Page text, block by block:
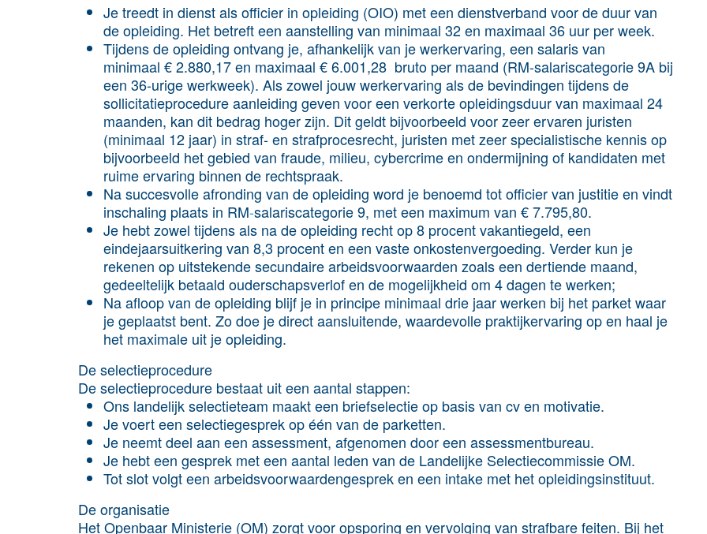
Je treedt in dienst als officier in opleiding (OIO) met een dienstverband voor de duur van
de opleiding. Het betreft een aanstelling van minimaal 32 en maximaal 36 uur per week.
Tijdens de opleiding ontvang je, afhankelijk van je werkervaring, een salaris van
minimaal € 2.880,17 en maximaal € 6.001,28 bruto per maand (RM-salariscategorie 9A bij
een 36-urige werkweek). Als zowel jouw werkervaring als de bevindingen tijdens de
sollicitatieprocedure aanleiding geven voor een verkorte opleidingsduur van maximaal 24
maanden, kan dit bedrag hoger zijn. Dit geldt bijvoorbeeld voor zeer ervaren juristen
(minimaal 12 jaar) in straf- en strafprocesrecht, juristen met zeer specialistische kennis op
bijvoorbeeld het gebied van fraude, milieu, cybercrime en ondermijning of kandidaten met
ruime ervaring binnen de rechtspraak.
Na succesvolle afronding van de opleiding word je benoemd tot officier van justitie en vindt
inschaling plaats in RM-salariscategorie 9, met een maximum van € 7.795,80.
Je hebt zowel tijdens als na de opleiding recht op 8 procent vakantiegeld, een
eindejaarsuitkering van 8,3 procent en een vaste onkostenvergoeding. Verder kun je
rekenen op uitstekende secundaire arbeidsvoorwaarden zoals een dertiende maand,
gedeeltelijk betaald ouderschapsverlof en de mogelijkheid om 4 dagen te werken;
Na afloop van de opleiding blijf je in principe minimaal drie jaar werken bij het parket waar
je geplaatst bent. Zo doe je direct aansluitende, waardevolle praktijkervaring op en haal je
het maximale uit je opleiding.
De selectieprocedure
De selectieprocedure bestaat uit een aantal stappen:
Ons landelijk selectieteam maakt een briefselectie op basis van cv en motivatie.
Je voert een selectiegesprek op één van de parketten.
Je neemt deel aan een assessment, afgenomen door een assessmentbureau.
Je hebt een gesprek met een aantal leden van de Landelijke Selectiecommissie OM.
Tot slot volgt een arbeidsvoorwaardengesprek en een intake met het opleidingsinstituut.
De organisatie
Het Openbaar Ministerie (OM) zorgt voor opsporing en vervolging van strafbare feiten. Bij het